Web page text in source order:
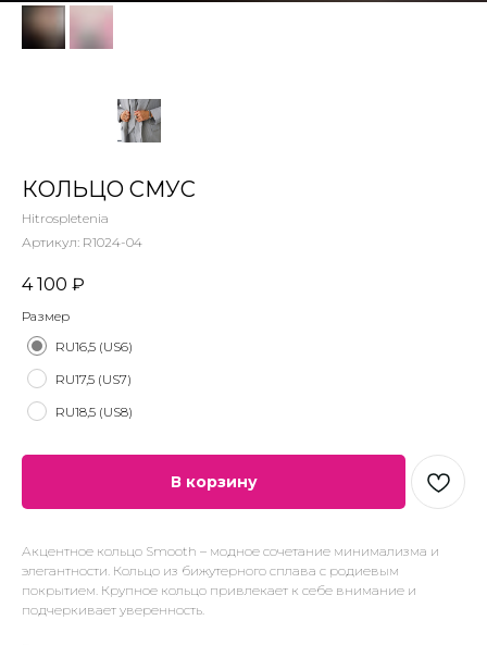
КОЛЬЦО СМУС
Hitrospletenia
Артикул: R1024-04
4 100 ₽
Размер
RU16,5 (US6)
RU17,5 (US7)
RU18,5 (US8)
В корзину
Акцентное кольцо Smooth – модное сочетание минимализма и
элегантности. Кольцо из бижутерного сплава с родиевым
покрытием. Крупное кольцо привлекает к себе внимание и
подчеркивает уверенность.